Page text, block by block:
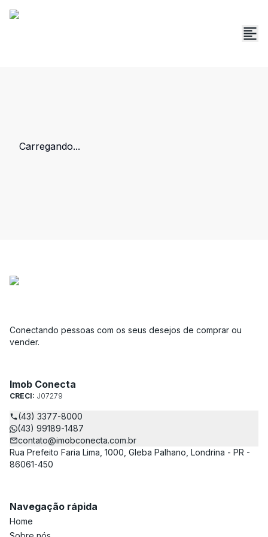
Carregando...
Conectando pessoas com os seus desejos de comprar ou
vender.
Imob Conecta
CRECI: J07279
(43) 3377-8000
(43) 99189-1487
contato@imobconecta.com.br
Rua Prefeito Faria Lima, 1000, Gleba Palhano, Londrina - PR -
86061-450
Navegação rápida
Home